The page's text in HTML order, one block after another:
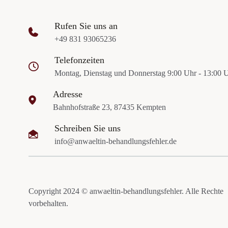
Rufen Sie uns an
+49 831 93065236
Telefonzeiten
Montag, Dienstag und Donnerstag 9:00 Uhr - 13:00
Adresse
Bahnhofstraße 23, 87435 Kempten
Schreiben Sie uns
info@anwaeltin-behandlungsfehler.de
Copyright 2024 © anwaeltin-behandlungsfehler. Alle Rechte
vorbehalten.